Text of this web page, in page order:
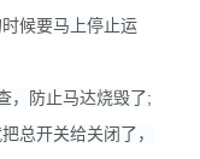
候要马上停止运
，防止马达烧毁了;
总开关给关闭了，